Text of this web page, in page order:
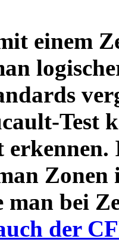
einem
Test
Zonen
man bei
der